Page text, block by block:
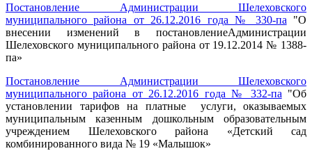
Постановление Администрации Шелеховского
муниципального района от 26.12.2016 года № 330-па "О
внесении изменений в постановлениеАдминистрации
Шелеховского муниципального района от 19.12.2014 № 1388-
па»
Постановление Администрации Шелеховского
муниципального района от 26.12.2016 года № 332-па "Об
установлении тарифов на платные услуги, оказываемых
муниципальным казенным дошкольным образовательным
учреждением Шелеховского района «Детский сад
комбинированного вида № 19 «Малышок»